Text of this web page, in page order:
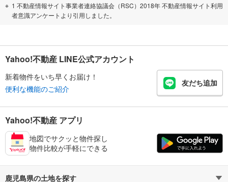
1 不動産情報サイト事業者連絡協議会（RSC）2018年 不動産情報サイト利用
者意識アンケートより引用しました。
Yahoo!不動産 LINE公式アカウント
新着物件をいち早くお届け！
便利な機能のご紹介
友だち追加
Yahoo!不動産 アプリ
地図でサクッと物件探し
物件比較が手軽にできる
鹿児島県の土地を探す